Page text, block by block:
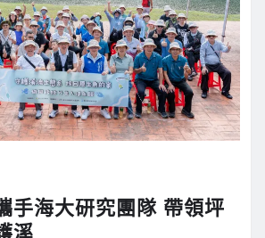
手海大研究團隊 帶領坪
溪